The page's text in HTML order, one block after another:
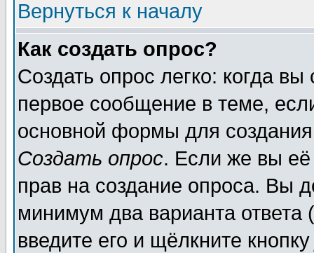
Вернуться к началу
Как создать опрос?
Создать опрос легко: когда
первое сообщение в теме,
основной формы для
Создать опрос. Если же вы её
прав на создание опроса. Вы
минимум два варианта ответа
введите его и щёлкните